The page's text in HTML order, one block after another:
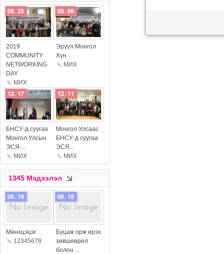
more
2019
COMMUNITY
NETWORKING
DAY
МИX
more
Эрүүл Монгол
Хүн
МИX
more
БНСУ-д суугаа
Монгол Улсын
ЭСЯ-...
МИX
more
Монгол Улсаас
БНСУ-д суугаа
ЭСЯ...
МИX
1345 Мэдээлэл
more
Мөнхцэцэг
12345678
more
Буцаж орж ирэх
зөвшөөрөл
болон ...